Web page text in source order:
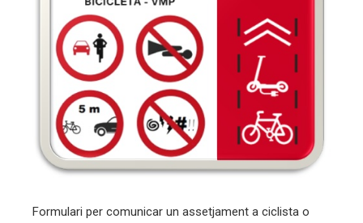
Formulari per comunicar un assetjament a ciclista o